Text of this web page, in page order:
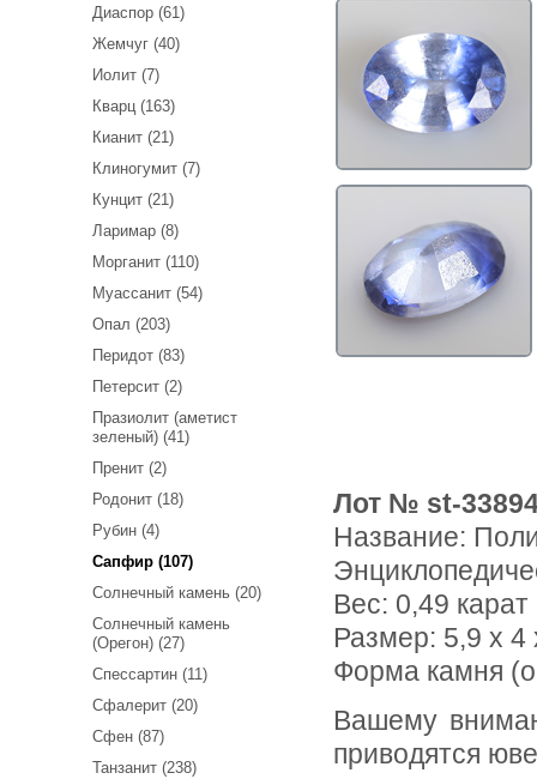
Диаспор (61)
Жемчуг (40)
Иолит (7)
Кварц (163)
Кианит (21)
Клиногумит (7)
Кунцит (21)
Ларимар (8)
Морганит (110)
Муассанит (54)
Опал (203)
Перидот (83)
Петерсит (2)
Празиолит (аметист
зеленый) (41)
Пренит (2)
Родонит (18)
Рубин (4)
Сапфир (107)
Солнечный камень (20)
Солнечный камень
(Орегон) (27)
Спессартин (11)
Сфалерит (20)
Сфен (87)
Танзанит (238)
Лот № st-
Название:
Вес: 0,49 карат
Размер: 5,9 x
Форма камня
Вашему вниманию предлагается полихромный сапфир! Ниже
приводятся